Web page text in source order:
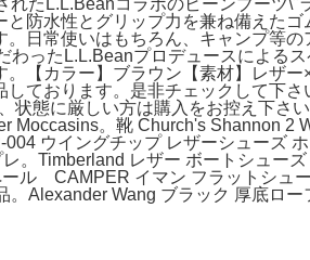
れたL.L.Beanコラボのビーンブーツ
防水性とグリップ力を兼ね備えた
日常使いはもちろん、キャンプ等
わったL.L.Beanプロデュースによ
【カラー】ブラウン【素材】レザ
しております。是非チェックして下
状態に厳しい方は購入をお控え下
Moccasins。靴 Church's Shannon
ウイングチップ レザーシューズ
。Timberland レザー ボートシュー
ール CAMPER イマン フラットシ
Alexander Wang ブラック 厚底ロー